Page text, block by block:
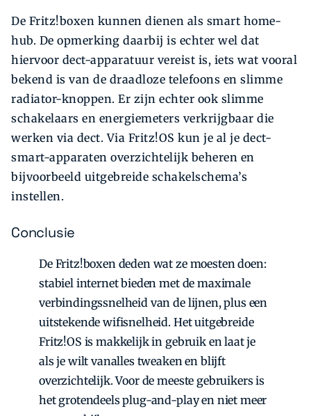
De Fritz!boxen kunnen dienen als smart home-
hub. De opmerking daarbij is echter wel dat
hiervoor dect-apparatuur vereist is, iets wat vooral
bekend is van de draadloze telefoons en slimme
radiator-knoppen. Er zijn echter ook slimme
schakelaars en energiemeters verkrijgbaar die
werken via dect. Via Fritz!OS kun je al je dect-
smart-apparaten overzichtelijk beheren en
bijvoorbeeld uitgebreide schakelschema’s
instellen.
Conclusie
De Fritz!boxen deden wat ze moesten doen:
stabiel internet bieden met de maximale
verbindingssnelheid van de lijnen, plus een
uitstekende wifisnelheid. Het uitgebreide
Fritz!OS is makkelijk in gebruik en laat je
als je wilt vanalles tweaken en blijft
overzichtelijk. Voor de meeste gebruikers is
het grotendeels plug-and-play en niet meer